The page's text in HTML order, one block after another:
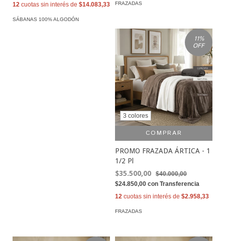
12 cuotas sin interés de $14.083,33
SÁBANAS 100% ALGODÓN
FRAZADAS
11%
OFF
3 colores
COMPRAR
PROMO FRAZADA ÁRTICA - 1
1/2 Pl
$35.500,00
$40.000,00
$24.850,00 con Transferencia
12 cuotas sin interés de $2.958,33
FRAZADAS